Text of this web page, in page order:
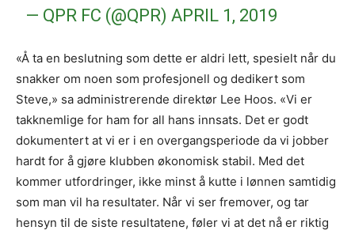
— QPR FC (@QPR)APRIL 1, 2019
«Å ta en beslutning som dette er aldri lett, spesielt når du
snakker om noen som profesjonell og dedikert som
Steve,» sa administrerende direktør Lee Hoos. «Vi er
takknemlige for ham for all hans innsats. Det er godt
dokumentert at vi er i en overgangsperiode da vi jobber
hardt for å gjøre klubben økonomisk stabil. Med det
kommer utfordringer, ikke minst å kutte i lønnen samtidig
som man vil ha resultater. Når vi ser fremover, og tar
hensyn til de siste resultatene, føler vi at det nå er riktig